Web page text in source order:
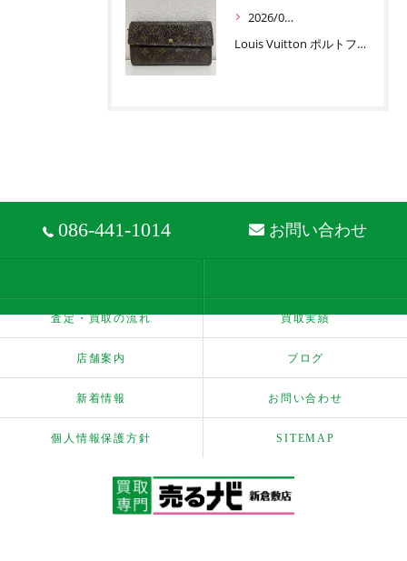
2026/06/30
Louis Vuitton ポルトフォイユ サラ お買取りです
086-441-1014 お問い合わせ
査定・買取の流れ 買取実績
店舗案内 ブログ
新着情報 お問い合わせ
個人情報保護方針 SITEMAP